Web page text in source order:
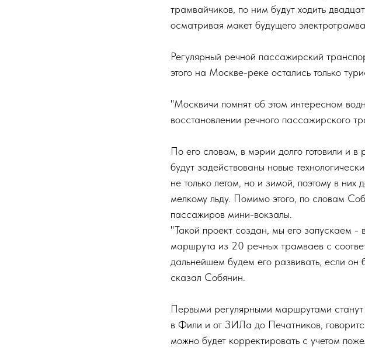
трамвайчиков, по ним будут ходить
осматривая макет будущего
Регулярный речной пассажирский
этого на Москве-реке остались только
"Москвичи помнят об этом интересном
восстановлении речного пассажирского
По его словам, в мэрии долго готовили и в
будут задействованы новые
не только летом, но и зимой, поэтому в
мелкому льду. Помимо этого, по словам
пассажиров мини-вокзалы.
"Такой проект создан, мы его запускаем
маршрута из 20 речных трамваев с
дальнейшем будем его развивать, если он
сказал Собянин.
Первыми регулярными маршрутами
в Фили и от ЗИЛа до Печатников,
можно будет корректировать с учетом